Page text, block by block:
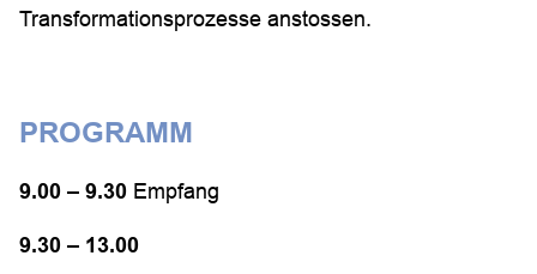
Transformationsprozesse anstossen.
PROGRAMM
9.00 – 9.30 Empfang
9.30 – 13.00